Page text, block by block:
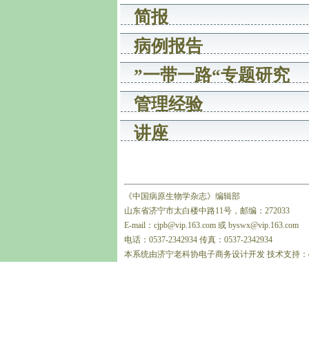
简报
病例报告
”一带一路“专题研究
管理经验
讲座
《中国病原生物学杂志》编辑部
山东省济宁市太白楼中路11号，邮编：272033
E-mail：cjpb@vip.163.com 或 byswx@vip.163.com
电话：0537-2342934 传真：0537-2342934
本系统由济宁老科协电子商务设计开发 技术支持：